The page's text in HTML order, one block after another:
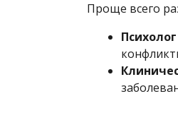
Проще всего
Психолог